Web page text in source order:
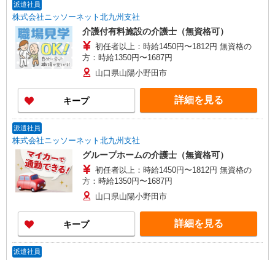
派遣社員
株式会社ニッソーネット北九州支社
介護付有料施設の介護士（無資格可）
初任者以上：時給1450円〜1812円 無資格の
方：時給1350円〜1687円
山口県山陽小野田市
キープ 詳細を見る
派遣社員
株式会社ニッソーネット北九州支社
グループホームの介護士（無資格可）
初任者以上：時給1450円〜1812円 無資格の
方：時給1350円〜1687円
山口県山陽小野田市
キープ 詳細を見る
派遣社員